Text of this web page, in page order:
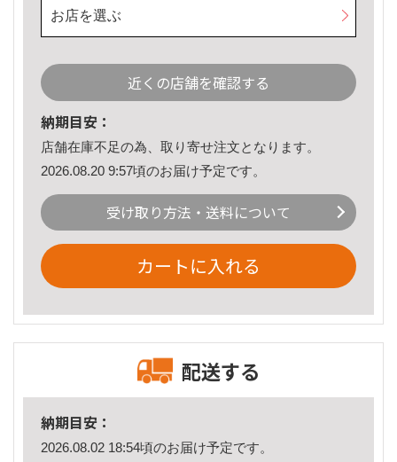
お店を選ぶ
近くの店舗を確認する
納期目安：
店舗在庫不足の為、取り寄せ注文となります。
2026.08.20 9:57頃のお届け予定です。
受け取り方法・送料について
カートに入れる
配送する
納期目安：
2026.08.02 18:54頃のお届け予定です。